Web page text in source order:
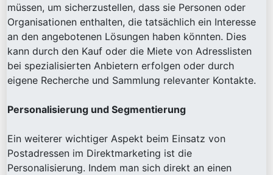
müssen, um sicherzustellen, dass sie Personen oder
Organisationen enthalten, die tatsächlich ein Interesse
an den angebotenen Lösungen haben könnten. Dies
kann durch den Kauf oder die Miete von Adresslisten
bei spezialisierten Anbietern erfolgen oder durch
eigene Recherche und Sammlung relevanter Kontakte.
Personalisierung und Segmentierung
Ein weiterer wichtiger Aspekt beim Einsatz von
Postadressen im Direktmarketing ist die
Personalisierung. Indem man sich direkt an einen